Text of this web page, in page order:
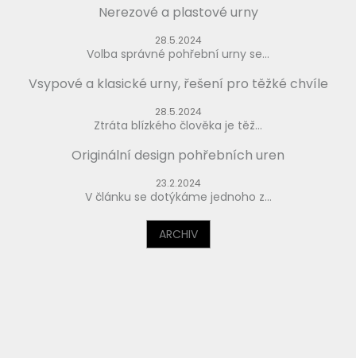
Nerezové a plastové urny
28.5.2024
Volba správné pohřební urny se...
Vsypové a klasické urny, řešení pro těžké chvíle
28.5.2024
Ztráta blízkého člověka je těž...
Originální design pohřebních uren
23.2.2024
V článku se dotýkáme jednoho z...
ARCHIV